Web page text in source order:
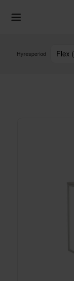
Hyresperiod Flex